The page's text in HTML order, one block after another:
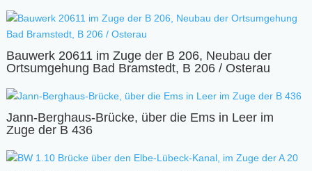
Bauwerk 20611 im Zuge der B 206, Neubau der
Ortsumgehung Bad Bramstedt, B 206 / Osterau
Jann-Berghaus-Brücke, über die Ems in Leer im
Zuge der B 436